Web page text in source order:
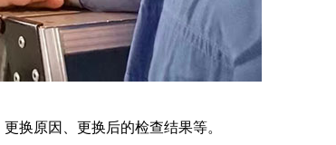
换原因、更换后的检查结果等。